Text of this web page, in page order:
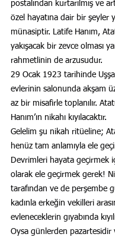
postalından kurtarılmış ve
özel hayatına dair bir şeyler
münasiptir. Latife Hanım,
yakışacak bir zevce olması
rahmetlinin de arzusudur.
29 Ocak 1923 tarihinde
evlerinin salonunda akşam
az bir misafirle toplanılır.
Hanım’ın nikahı kıyılacaktır.
Gelelim şu nikah ritüeline;
henüz tam anlamıyla ele
Devrimleri hayata geçirmek
olarak ele geçirmek gerek!
tarafından ve de perşembe
kadınla erkeğin vekilleri
evleneceklerin gıyabında
Oysa günlerden pazartesidir